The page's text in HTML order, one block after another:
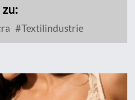
Textilindustrie